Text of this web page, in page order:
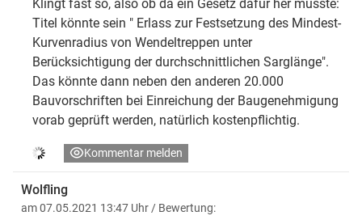
Klingt fast so, also ob da ein Gesetz dafür her müsste:
Titel könnte sein " Erlass zur Festsetzung des Mindest-
Kurvenradius von Wendeltreppen unter
Berücksichtigung der durchschnittlichen Sarglänge".
Das könnte dann neben den anderen 20.000
Bauvorschriften bei Einreichung der Baugenehmigung
vorab geprüft werden, natürlich kostenpflichtig.
Kommentar melden
Wolfling
am 07.05.2021 13:47 Uhr / Bewertung: